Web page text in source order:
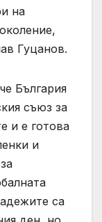
на
Гуцанов.
България
съюз за
и е готова
и
са